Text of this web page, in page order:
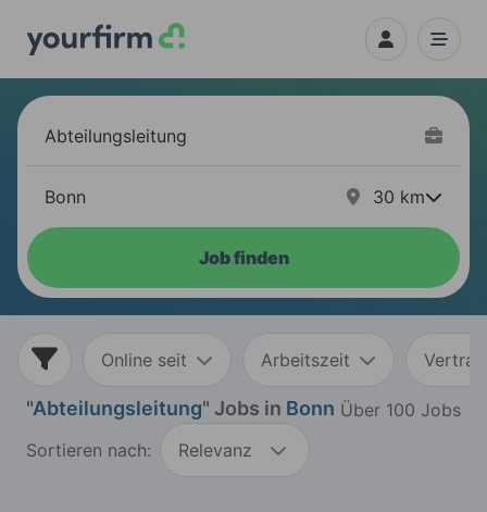
30 km
Job finden
Online seit Arbeitszeit
"Abteilungsleitung" Jobs in Bonn Über 100 Jobs
Sortieren nach:
Relevanz